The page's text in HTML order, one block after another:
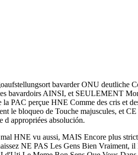
bavarder ONU deutliche
bavardoirs AINSI, et SEULEMENT
PAC perçue HNE Comme des cris et
le bloqueo de Touche majuscules, et
d appropriées absolución.
HNE vu aussi, MAIS Encore plus
NE PAS Les Gens Bien